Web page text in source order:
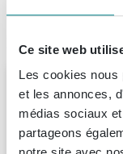
Ce site web
Les cookies nous
et les annonces,
médias sociaux
partageons
Produit de